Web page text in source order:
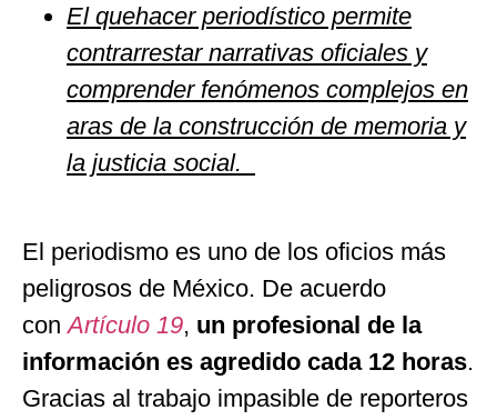
El quehacer periodístico permite
contrarrestar narrativas oficiales y
comprender fenómenos complejos en
aras de la construcción de memoria y
la justicia social.
El periodismo es uno de los oficios más
peligrosos de México. De acuerdo
conArtículo 19, un profesional de la
información es agredido cada 12 horas.
Gracias al trabajo impasible de reporteros